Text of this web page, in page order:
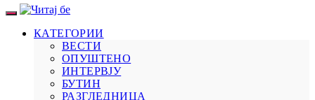
КАТЕГОРИИ
ВЕСТИ
ОПУШТЕНО
ИНТЕРВЈУ
БУТИН
РАЗГЛЕДНИЦА